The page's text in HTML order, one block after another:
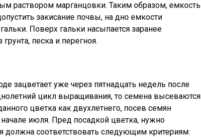
раствором марганцовки. Таким образом, емкость
закисание почвы, на дно емкости
Поверх гальки насыпается заранее
песка и перегноя.
зацветает уже через пятнадцать недель после
цикл выращивания, то семена высеваются
цветка как двухлетнего, посев семян
июля. Пред посадкой цветка, нужно
должна соответствовать следующим критериям: